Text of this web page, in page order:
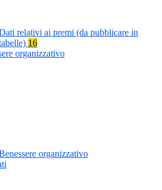
relativi ai premi (da pubblicare in
16
organizzativo
organizzativo